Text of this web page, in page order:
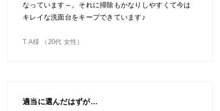
なっています～。それに掃除もかなりしやすくて今は
キレイな洗面台をキープできています♪
T.A様 （20代 女性）
適当に選んだはずが…